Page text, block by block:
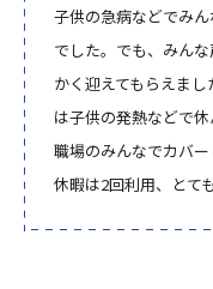
子供の急病などでみ
でした。でも、みん
かく迎えてもらえま
は子供の発熱などで
職場のみんなでカバ
休暇は2回利用、とて